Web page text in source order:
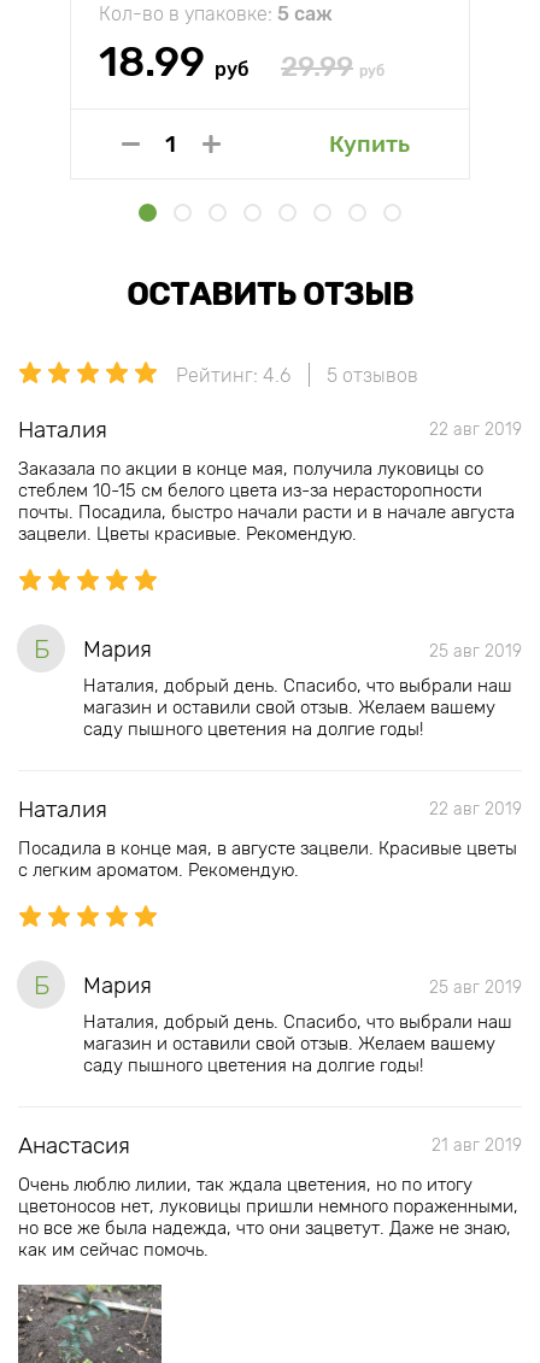
Кол-во в упаковке: 5 саж
18.99 руб 29.99 руб
Купить
ОСТАВИТЬ ОТЗЫВ
Рейтинг: 4.6 5 отзывов
Наталия 22 авг 2019
Заказала по акции в конце мая, получила луковицы со
стеблем 10-15 см белого цвета из-за нерасторопности
почты. Посадила, быстро начали расти и в начале августа
зацвели. Цветы красивые. Рекомендую.
Б Мария 25 авг 2019
Наталия, добрый день. Спасибо, что выбрали наш
магазин и оставили свой отзыв. Желаем вашему
саду пышного цветения на долгие годы!
Наталия 22 авг 2019
Посадила в конце мая, в августе зацвели. Красивые цветы
с легким ароматом. Рекомендую.
Б Мария 25 авг 2019
Наталия, добрый день. Спасибо, что выбрали наш
магазин и оставили свой отзыв. Желаем вашему
саду пышного цветения на долгие годы!
Анастасия 21 авг 2019
Очень люблю лилии, так ждала цветения, но по итогу
цветоносов нет, луковицы пришли немного пораженными,
но все же была надежда, что они зацветут. Даже не знаю,
как им сейчас помочь.